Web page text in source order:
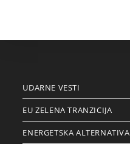
UDARNE VESTI
EU ZELENA TRANZICIJA
ENERGETSKA ALTERNATIVA